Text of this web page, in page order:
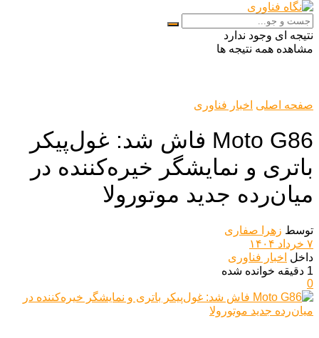
نتیجه ای وجود ندارد
مشاهده همه نتیجه ها
صفحه اصلی اخبار فناوری
Moto G86 فاش شد: غول‌پیکر
باتری و نمایشگر خیره‌کننده در
میان‌رده جدید موتورولا
توسط زهرا صفاری
۷ خرداد ۱۴۰۴
داخل اخبار فناوری
1 دقیقه خوانده شده
0